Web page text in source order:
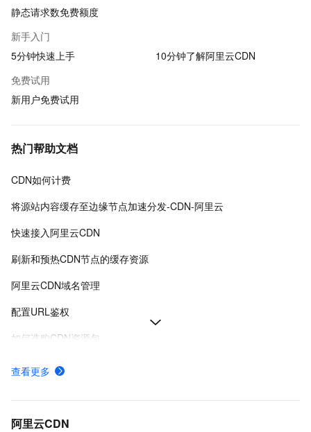
静态请求数免费额度
新手入门
5分钟快速上手
10分钟了解阿里云CDN
免费试用
新用户免费试用
热门帮助文档
CDN如何计费
将源站内容缓存至边缘节点加速分发-CDN-阿里云
快速接入阿里云CDN
刷新和预热CDN节点的缓存资源
阿里云CDN域名管理
配置URL鉴权
如何选购CDN资源包
阿里云CDN使用流程概览
了解CDN默认缓存时间并配置缓存过期时间
查看更多
阿里云CDN